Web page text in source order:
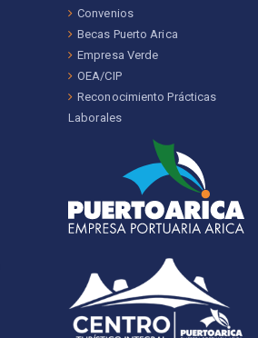
Convenios
Becas Puerto Arica
Empresa Verde
OEA/CIP
Reconocimiento Prácticas
Laborales